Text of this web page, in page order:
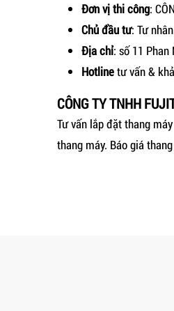
Đơn vị thi công:
Chủ đầu tư: Tư
Địa chỉ: số 11 Phan
Hotlinetư vấn &
CÔNG TY TNHH
Tư vấn lắp đặt thang
thang máy. Báo giá